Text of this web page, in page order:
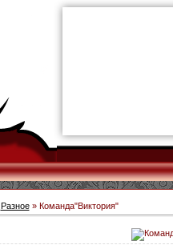
Разное» Команда"Виктория"